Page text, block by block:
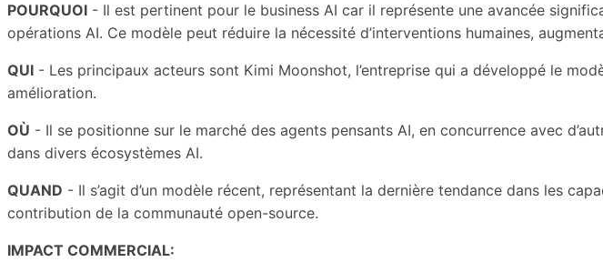
POURQUOI - Il est pertinent pour le business AI car il représente une avancée
opérations AI. Ce modèle peut réduire la nécessité d’interventions humaines,
QUI - Les principaux acteurs sont Kimi Moonshot, l’entreprise qui a développé le
amélioration.
OÙ - Il se positionne sur le marché des agents pensants AI, en concurrence avec
dans divers écosystèmes AI.
QUAND - Il s’agit d’un modèle récent, représentant la dernière tendance dans les
contribution de la communauté open-source.
IMPACT COMMERCIAL: